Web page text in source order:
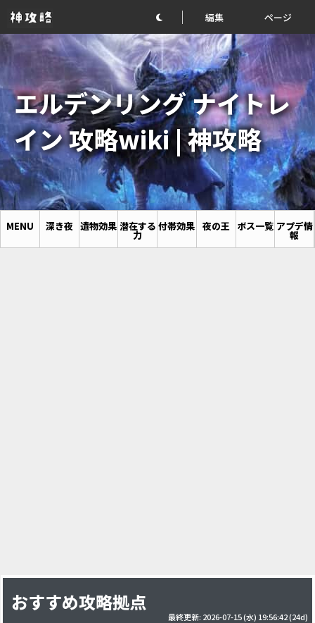
編集 ページ
エルデンリング ナイトレ
イン 攻略wiki | 神攻略
MENU 深き夜 遺物効果 潜在する
力
付帯効果 夜の王 ボス一覧 アプデ情
報
おすすめ攻略拠点
最終更新: 2026-07-15 (水) 19:56:42(24d)